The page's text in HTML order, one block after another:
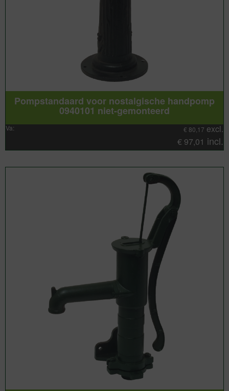
Pompstandaard voor nostalgische handpomp
0940101 niet-gemonteerd
Va: € 80,17excl.
€ 97,01 incl.